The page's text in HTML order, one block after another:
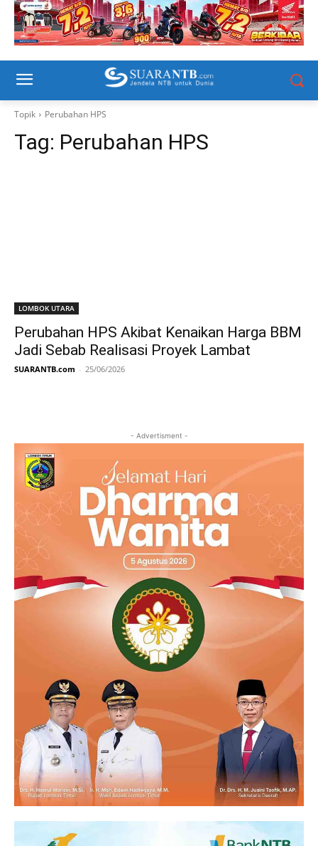
Topik Perubahan HPS
Tag: Perubahan HPS
LOMBOK UTARA
Perubahan HPS Akibat Kenaikan Harga BBM
Jadi Sebab Realisasi Proyek Lambat
SUARANTB.com - 25/06/2026
- Advertisment -